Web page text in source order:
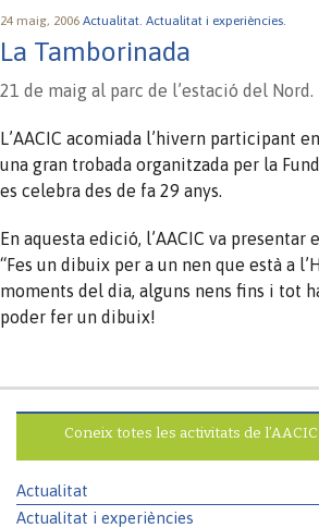
24 maig, 2006 Actualitat. Actualitat i experiències.
La Tamborinada
21 de maig al parc de l’estació del Nord.
L’AACIC acomiada l’hivern participant
una gran trobada organitzada per la
es celebra des de fa 29 anys.
En aquesta edició, l’AACIC va
“Fes un dibuix per a un nen que està a
moments del dia, alguns nens fins i tot
poder fer un dibuix!
Coneix totes les activitats de l’AACIC
Actualitat
Actualitat i experiències